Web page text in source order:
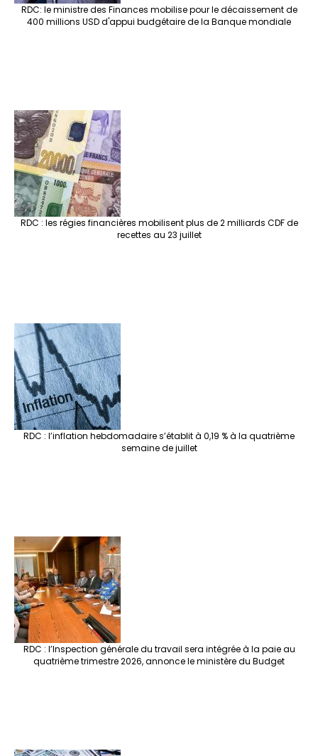
RDC: le ministre des Finances mobilise pour le décaissement de
400 millions USD d'appui budgétaire de la Banque mondiale
RDC : les régies financières mobilisent plus de 2 milliards CDF de
recettes au 23 juillet
RDC : l’inflation hebdomadaire s’établit à 0,19 % à la quatrième
semaine de juillet
RDC : l’Inspection générale du travail sera intégrée à la paie au
quatrième trimestre 2026, annonce le ministère du Budget